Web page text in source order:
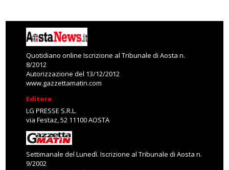
Quotidiano online Iscrizione al Tribunale di Aosta n.
8/2012
Autorizzazione del 13/12/2012
www.gazzettamatin.com
Editore
LG PRESSE S.R.L.
via Festaz, 52 11100 AOSTA
Settimanale del Lunedì. Iscrizione al Tribunale di Aosta n.
9/2002